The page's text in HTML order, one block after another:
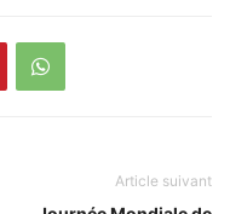
Article suivant